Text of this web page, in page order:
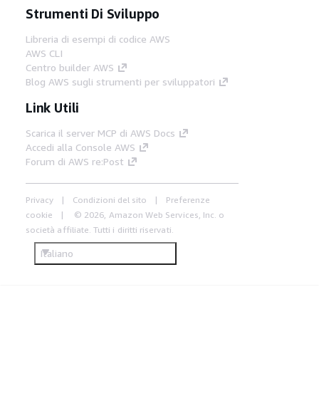
Strumenti Di Sviluppo
Libreria di esempi di codice AWS
AWS CLI
Centro builder AWS
Blog AWS sugli strumenti per sviluppatori
Link Utili
Scarica il server MCP di AWS Docs
Accedi alla Console AWS
Forum di AWS re:Post
Privacy Condizioni del sito
Preferenze
cookie
© 2026, Amazon Web Services, Inc. o
società affiliate. Tutti i diritti riservati.
Italiano